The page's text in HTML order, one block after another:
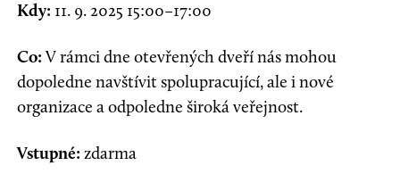
Kdy: 11. 9. 2025 15:00–17:00
Co:V rámci dne otevřených dveří nás mohou
dopoledne navštívit spolupracující, ale i nové
organizace a odpoledne široká veřejnost.
Vstupné: zdarma